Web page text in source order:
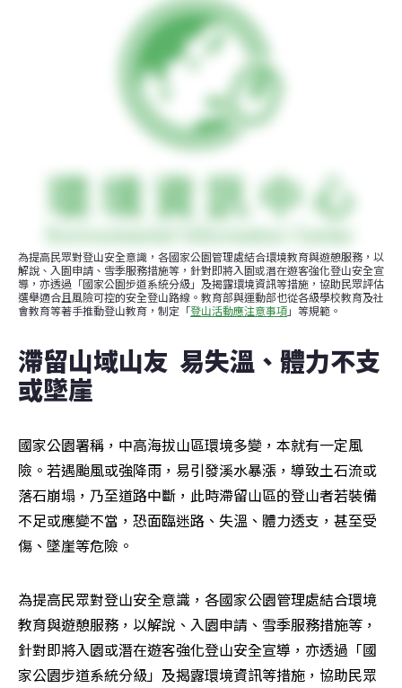
為提高民眾對登山安全意識，各國家公園管理處結合環境教育與遊憩服務，以
解說、入園申請、雪季服務措施等，針對即將入園或潛在遊客強化登山安全宣
導，亦透過「國家公園步道系統分級」及揭露環境資訊等措施，協助民眾評估
選舉適合且風險可控的安全登山路線。教育部與運動部也從各級學校教育及社
會教育等著手推動登山教育，制定「登山活動應注意事項」等規範。
滯留山域山友  易失溫、體力不支
或墜崖
國家公園署稱，中高海拔山區環境多變，本就有一定風
險。若遇颱風或強降雨，易引發溪水暴漲，導致土石流或
落石崩塌，乃至道路中斷，此時滯留山區的登山者若裝備
不足或應變不當，恐面臨迷路、失溫、體力透支，甚至受
傷、墜崖等危險。
為提高民眾對登山安全意識，各國家公園管理處結合環境
教育與遊憩服務，以解說、入園申請、雪季服務措施等，
針對即將入園或潛在遊客強化登山安全宣導，亦透過「國
家公園步道系統分級」及揭露環境資訊等措施，協助民眾